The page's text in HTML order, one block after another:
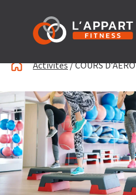
Activités/COURS D’AERO